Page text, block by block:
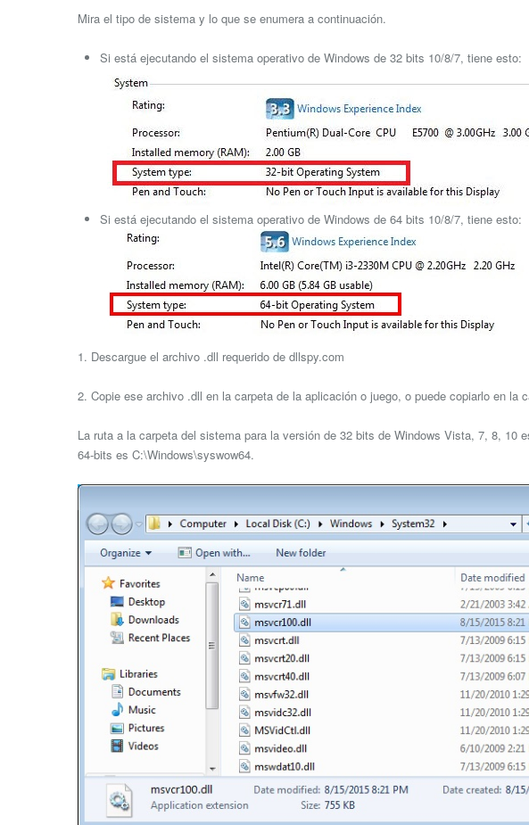
Mira el tipo de sistema y lo que se enumera a continuación.
Si está ejecutando el sistema operativo de Windows de 32 bits 10/8/7, tiene esto:
Si está ejecutando el sistema operativo de Windows de 64 bits 10/8/7, tiene esto:
1. Descargue el archivo .dll requerido de dllspy.com
2. Copie ese archivo .dll en la carpeta de la aplicación o juego, o puede copiarlo en la
La ruta a la carpeta del sistema para la versión de 32 bits de Windows Vista, 7, 8, 10
64-bits es C:\Windows\syswow64.